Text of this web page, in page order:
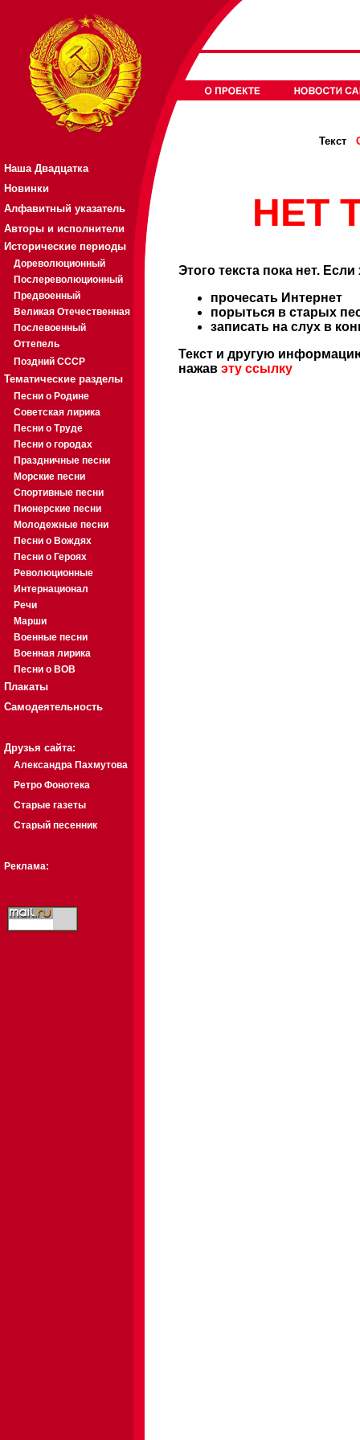
Наша Двадцатка
Новинки
Алфавитный указатель
Авторы и исполнители
Исторические периоды
Дореволюционный
Послереволюционный
Предвоенный
Великая Отечественная
Послевоенный
Оттепель
Поздний СССР
Тематические разделы
Песни о Родине
Советская лирика
Песни о Труде
Песни о городах
Праздничные песни
Морские песни
Спортивные песни
Пионерские песни
Молодежные песни
Песни о Вождях
Песни о Героях
Революционные
Интернационал
Речи
Марши
Военные песни
Военная лирика
Песни о ВОВ
Плакаты
Самодеятельность
Друзья сайта:
Александра Пахмутова
Ретро Фонотека
Старые газеты
Старый песенник
Реклама:
Текст
НЕТ
Этого текста пока нет.
прочесать Интернет
порыться в старых
записать на слух в
Текст и другую
нажав эту ссылку